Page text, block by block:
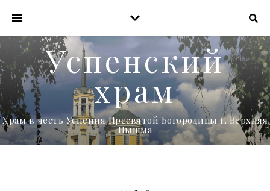
Успенский
храм
Храм в честь Успения Пресвятой Богородицы г. Верхняя
Пышма